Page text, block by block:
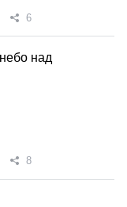
6
над
8